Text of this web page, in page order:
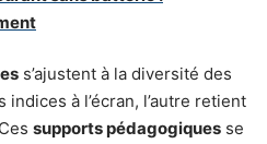
s’ajustent à la diversité des
indices à l’écran, l’autre retient
supports pédagogiques se